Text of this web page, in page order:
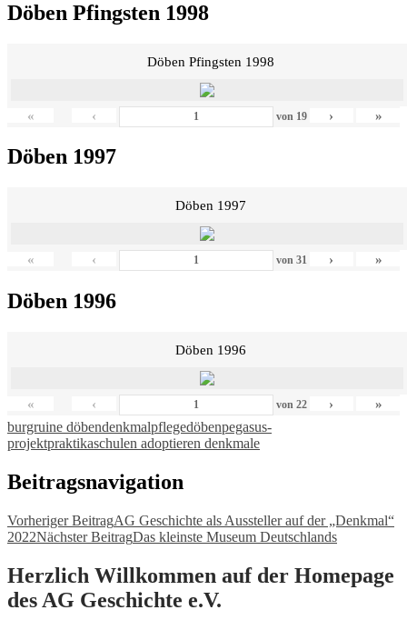
Döben Pfingsten 1998
Döben Pfingsten 1998
« ‹ von 19 › »
Döben 1997
Döben 1997
« ‹ von 31 › »
Döben 1996
Döben 1996
« ‹ von 22 › »
burgruine döbendenkmalpflegedöbenpegasus-
projektpraktikaschulen adoptieren denkmale
Beitragsnavigation
Vorheriger BeitragAG Geschichte als Aussteller auf der „Denkmal“
2022Nächster BeitragDas kleinste Museum Deutschlands
Herzlich Willkommen auf der Homepage
des AG Geschichte e.V.